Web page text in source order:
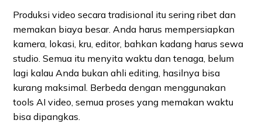
Produksi video secara tradisional itu sering ribet dan
memakan biaya besar. Anda harus mempersiapkan
kamera, lokasi, kru, editor, bahkan kadang harus sewa
studio. Semua itu menyita waktu dan tenaga, belum
lagi kalau Anda bukan ahli editing, hasilnya bisa
kurang maksimal. Berbeda dengan menggunakan
tools AI video, semua proses yang memakan waktu
bisa dipangkas.